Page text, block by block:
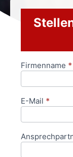
Firmenname *
E-Mail *